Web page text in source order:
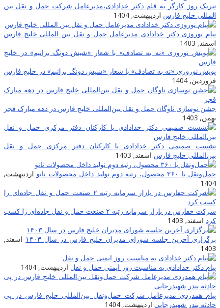
تبریک روز کارگر به قلم دکتر خدادادی،مدیرعامل شرکت حمل و نقل بین
المللی خلیج فارس اردیبهشت, 1404
پیام نوروزی دکتر خدادادی مدیرعامل حمل و نقل بین المللی خلیج فارس
اسفند, 1403
پویش نوروزی «نه به تصادف» با شعار «شیش دونگ برانیم» در خلیج فارس
فروردین, 1404
جشن نوسازی ناوگان حمل و نقل بین‌المللی خلیج فارس در دهه مبارک فجر
بهمن, 1403
نشست صمیمی دکتر خدادادی با کارکنان دفتر مرکزی حمل و نقل
بین‌المللی خلیج فارس اسفند, 1403
حمل‌ونقل با ۳۶۰ محصول، رتبه دوم تولید داخل محصولات نانو
اردیبهشت,
1404
شرکت حفارس در بازار سرمایه رتبه ۲ صنعت حمل و نقل جاده‌ای را کسب
کرد اسفند, 1403
برگزاری آخرین جلسه شورای مدیران خلیج فارس در سال ۱۴۰۳
اسفند,
1403
پیام دکتر خدادادی به مناسبت روز ایمنی حمل و نقل اردیبهشت, 1404
پیام همدردی مدیرعامل شرکت حمل‌ونقل بین‌المللی خلیج فارس در پی
حادثه بندر شهیدرجایی اردیبهشت, 1404